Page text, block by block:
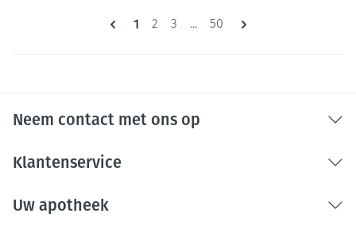
Pagina's
U lees momenteel pagina
1 Pagina
2 Pagina
3 ... Pagina
50
Neem contact met ons op
Klantenservice
Uw apotheek